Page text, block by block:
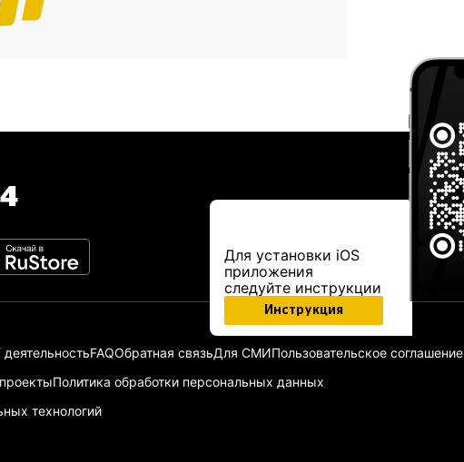
Для установки iOS
приложения
следуйте инструкции
Инструкция
деятельностьFAQОбратная связьДля СМИПользовательское соглашение
Политика обработки персональных данных
технологий